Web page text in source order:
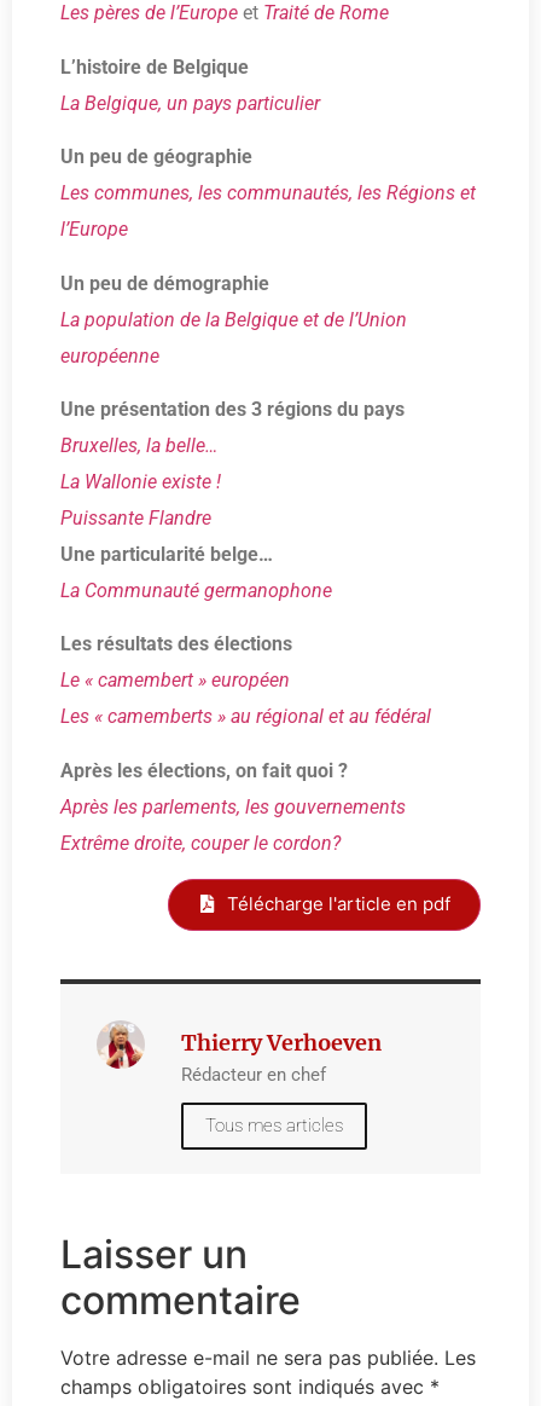
Les pères de l’Europe et Traité de Rome
L’histoire de Belgique
La Belgique, un pays particulier
Un peu de géographie
Les communes, les communautés, les Régions et
l’Europe
Un peu de démographie
La population de la Belgique et de l’Union
européenne
Une présentation des 3 régions du pays
Bruxelles, la belle…
La Wallonie existe !
Puissante Flandre
Une particularité belge…
La Communauté germanophone
Les résultats des élections
Le « camembert » européen
Les « camemberts » au régional et au fédéral
Après les élections, on fait quoi ?
Après les parlements, les gouvernements
Extrême droite, couper le cordon?
Télécharge l'article en pdf
Thierry Verhoeven
Rédacteur en chef
Tous mes articles
Laisser un
commentaire
Votre adresse e-mail ne sera pas publiée. Les
champs obligatoires sont indiqués avec *